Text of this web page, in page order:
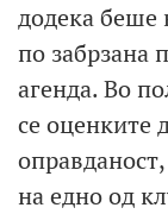
додека беше
по забрзана
агенда. Во
се оценките
на едно од